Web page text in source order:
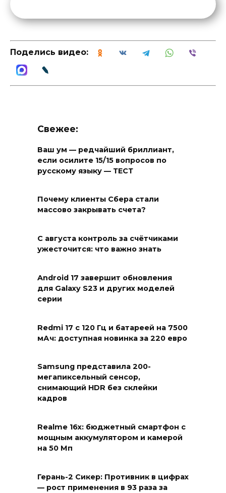
Поделись видео:
Свежее:
Ваш ум — редчайший бриллиант,
если осилите 15/15 вопросов по
русскому языку — ТЕСТ
Почему клиенты Сбера стали
массово закрывать счета?
С августа контроль за счётчиками
ужесточится: что важно знать
Android 17 завершит обновления
для Galaxy S23 и других моделей
серии
Redmi 17 с 120 Гц и батареей на 7500
мАч: доступная новинка за 220 евро
Samsung представила 200-
мегапиксельный сенсор,
снимающий HDR без склейки
кадров
Realme 16x: бюджетный смартфон с
мощным аккумулятором и камерой
на 50 Мп
Герань-2 Сикер: Противник в цифрах
— рост применения в 93 раза за